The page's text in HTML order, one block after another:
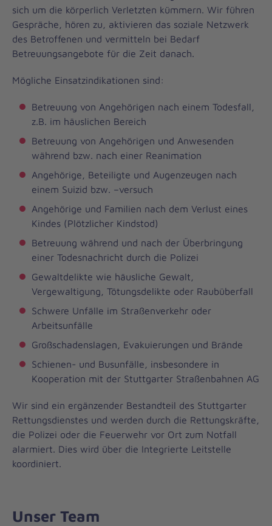
sich um die körperlich Verletzten kümmern. Wir führen
Gespräche, hören zu, aktivieren das soziale Netzwerk
des Betroffenen und vermitteln bei Bedarf
Betreuungsangebote für die Zeit danach.
Mögliche Einsatzindikationen sind:
Betreuung von Angehörigen nach einem Todesfall,
z.B. im häuslichen Bereich
Betreuung von Angehörigen und Anwesenden
während bzw. nach einer Reanimation
Angehörige, Beteiligte und Augenzeugen nach
einem Suizid bzw. –versuch
Angehörige und Familien nach dem Verlust eines
Kindes (Plötzlicher Kindstod)
Betreuung während und nach der Überbringung
einer Todesnachricht durch die Polizei
Gewaltdelikte wie häusliche Gewalt,
Vergewaltigung, Tötungsdelikte oder Raubüberfall
Schwere Unfälle im Straßenverkehr oder
Arbeitsunfälle
Großschadenslagen, Evakuierungen und Brände
Schienen- und Busunfälle, insbesondere in
Kooperation mit der Stuttgarter Straßenbahnen AG
Wir sind ein ergänzender Bestandteil des Stuttgarter
Rettungsdienstes und werden durch die Rettungskräfte,
die Polizei oder die Feuerwehr vor Ort zum Notfall
alarmiert. Dies wird über die Integrierte Leitstelle
koordiniert.
Unser Team